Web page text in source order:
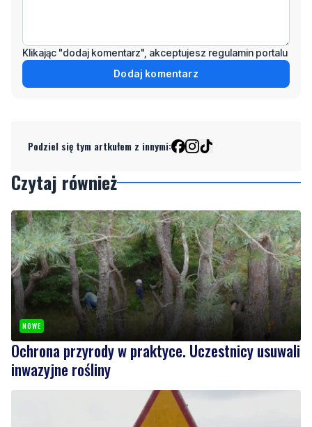
NOWE
Ochrona przyrody w praktyce. Uczestnicy usuwali
inwazyjne rośliny